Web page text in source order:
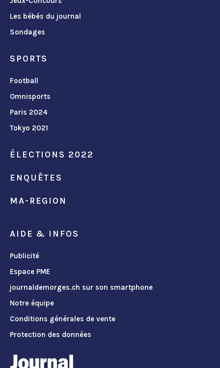
Les bébés du journal
Sondages
SPORTS
Football
Omnisports
Paris 2024
Tokyo 2021
ÉLECTIONS 2022
ENQUÊTES
MA-REGION
AIDE & INFOS
Publicité
Espace PME
journaldemorges.ch sur son smartphone
Notre équipe
Conditions générales de vente
Protection des données